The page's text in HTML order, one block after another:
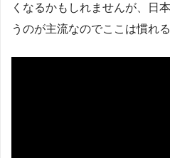
くなるかもしれませんが、日
うのが主流なのでここは慣れ